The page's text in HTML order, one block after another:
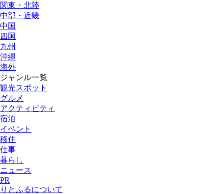
関東・北陸
中部・近畿
中国
四国
九州
沖縄
海外
ジャンル一覧
観光スポット
グルメ
アクティビティ
宿泊
イベント
移住
仕事
暮らし
ニュース
PR
りとふるについて